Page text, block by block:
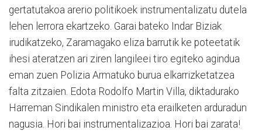
gertatutakoa arerio politikoek instrumentalizatu dutela
lehen lerrora ekartzeko. Garai bateko Indar Biziak
irudikatzeko, Zaramagako eliza barrutik ke poteetatik
ihesi ateratzen ari ziren langileei tiro egiteko agindua
eman zuen Polizia Armatuko burua elkarrizketatzea
falta zitzaien. Edota Rodolfo Martin Villa, diktadurako
Harreman Sindikalen ministro eta erailketen arduradun
nagusia. Hori bai instrumentalizazioa. Hori bai zarata!